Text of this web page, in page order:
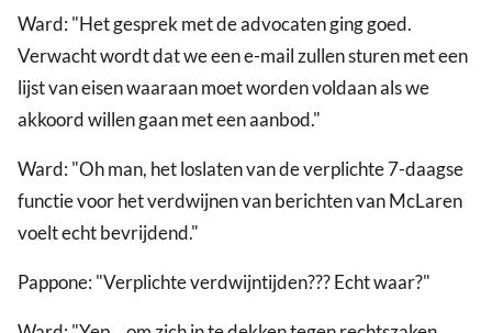
Ward: "Het gesprek met de advocaten ging goed.
Verwacht wordt dat we een e-mail zullen sturen met een
lijst van eisen waaraan moet worden voldaan als we
akkoord willen gaan met een aanbod."
Ward: "Oh man, het loslaten van de verplichte 7-daagse
functie voor het verdwijnen van berichten van McLaren
voelt echt bevrijdend."
Pappone: "Verplichte verdwijntijden??? Echt waar?"